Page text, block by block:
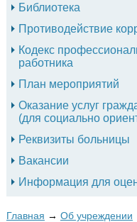
Библиотека
Противодействие
Кодекс
работника
План мероприятий
Оказание услуг
(для социально
Реквизиты больницы
Вакансии
Информация для
Главная → Об учреждении